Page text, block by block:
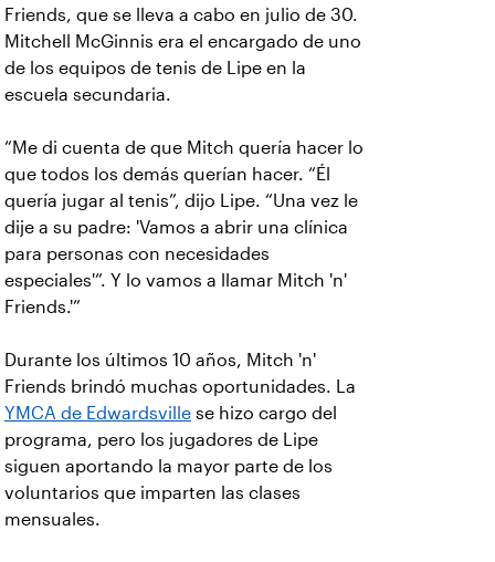
Friends, que se lleva a cabo en julio de 30.
Mitchell McGinnis era el encargado de uno
de los equipos de tenis de Lipe en la
escuela secundaria.
“Me di cuenta de que Mitch quería hacer lo
que todos los demás querían hacer. “Él
quería jugar al tenis”, dijo Lipe. “Una vez le
dije a su padre: 'Vamos a abrir una clínica
para personas con necesidades
especiales'”. Y lo vamos a llamar Mitch 'n'
Friends.'”
Durante los últimos 10 años, Mitch 'n'
Friends brindó muchas oportunidades. La
YMCA de Edwardsville se hizo cargo del
programa, pero los jugadores de Lipe
siguen aportando la mayor parte de los
voluntarios que imparten las clases
mensuales.